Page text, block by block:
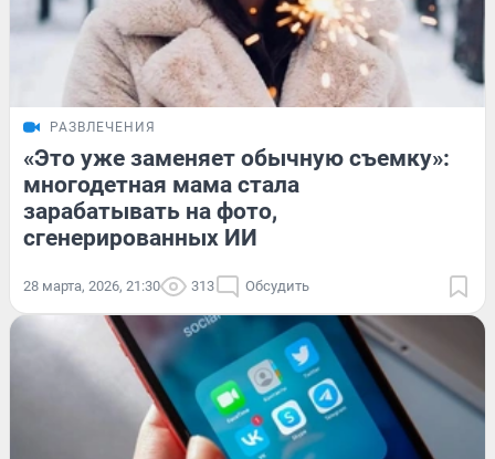
РАЗВЛЕЧЕНИЯ
«Это уже заменяет обычную съемку»:
многодетная мама стала
зарабатывать на фото,
сгенерированных ИИ
28 марта, 2026, 21:30 313 Обсудить